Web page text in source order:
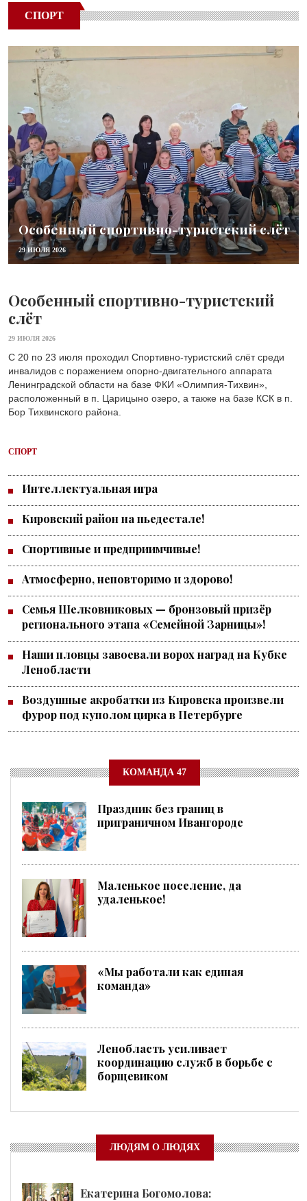
СПОРТ
Особенный спортивно-туристский слёт
29 ИЮЛЯ 2026
Особенный спортивно-туристский
слёт
29 ИЮЛЯ 2026
С 20 по 23 июля проходил Спортивно-туристский слёт среди
инвалидов с поражением опорно-двигательного аппарата
Ленинградской области на базе ФКИ «Олимпия-Тихвин»,
расположенный в п. Царицыно озеро, а также на базе КСК в п.
Бор Тихвинского района.
СПОРТ
Интеллектуальная игра
Кировский район на пьедестале!
Спортивные и предприимчивые!
Атмосферно, неповторимо и здорово!
Семья Шелковниковых — бронзовый призёр
регионального этапа «Семейной Зарницы»!
Наши пловцы завоевали ворох наград на Кубке
Ленобласти
Воздушные акробатки из Кировска произвели
фурор под куполом цирка в Петербурге
КОМАНДА 47
Праздник без границ в
приграничном Ивангороде
Маленькое поселение, да
удаленькое!
«Мы работали как единая
команда»
Ленобласть усиливает
координацию служб в борьбе с
борщевиком
ЛЮДЯМ О ЛЮДЯХ
Екатерина Богомолова: